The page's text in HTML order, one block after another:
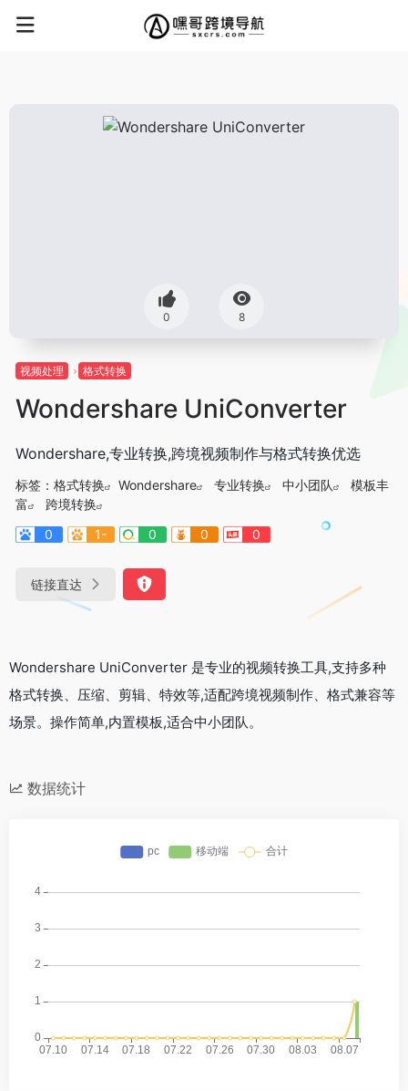
0 8
视频处理 格式转换
Wondershare UniConverter
Wondershare,专业转换,跨境视频制作与格式转换优选
标签： 格式转换 Wondershare 专业转换 中小团队
模板丰
富
跨境转换
0
1- 0 0 0
链接直达
Wondershare UniConverter 是专业的视频转换工具,支持多种
格式转换、压缩、剪辑、特效等,适配跨境视频制作、格式兼容等
场景。操作简单,内置模板,适合中小团队。
数据统计